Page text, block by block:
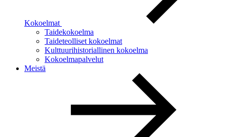
Kokoelmat
Taidekokoelma
Taideteolliset kokoelmat
Kulttuurihistoriallinen kokoelma
Kokoelmapalvelut
Meistä